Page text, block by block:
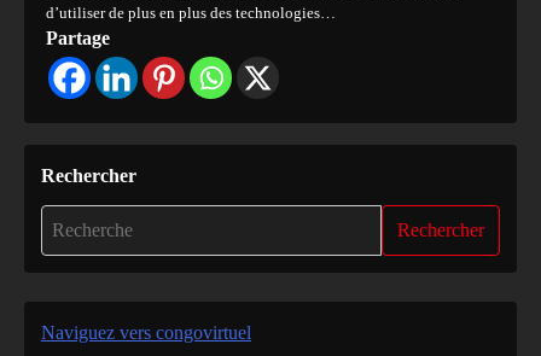
d’utiliser de plus en plus des technologies…
Partage
Rechercher
Rechercher
Naviguez vers congovirtuel